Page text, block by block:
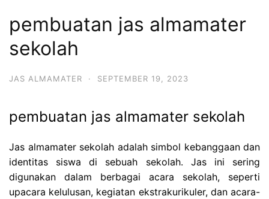
pembuatan jas almamater
sekolah
JAS ALMAMATER · SEPTEMBER 19, 2023
pembuatan jas almamater sekolah
Jas almamater sekolah adalah simbol kebanggaan dan
identitas siswa di sebuah sekolah. Jas ini sering
digunakan dalam berbagai acara sekolah, seperti
upacara kelulusan, kegiatan ekstrakurikuler, dan acara-